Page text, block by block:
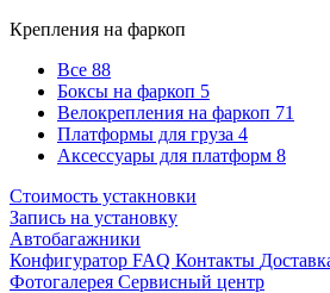
Крепления на фаркоп
Все 88
Боксы на фаркоп 5
Велокрепления на фаркоп 71
Платформы для груза 4
Аксессуары для платформ 8
Стоимость устакновки
Запись на установку
Автобагажники
Конфигуратор FAQ Контакты
Фотогалерея Сервисный центр